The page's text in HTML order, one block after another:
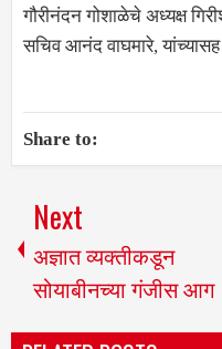
गौरीनंदन गोशाळेचे अध्यक्ष
सचिव आनंद वाघमारे,
Share to:
Next
अज्ञात व्यक्तीकडून
सोयाबीनच्या गंजीस आग